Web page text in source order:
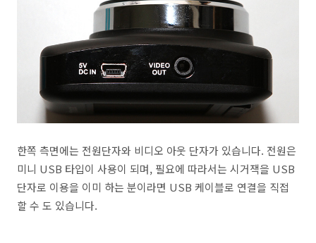
한쪽 측면에는 전원단자와 비디오 아웃 단자가 있습니다. 전원은
미니 USB 타입이 사용이 되며, 필요에 따라서는 시거잭을 USB
단자로 이용을 이미 하는 분이라면 USB 케이블로 연결을 직접
할 수 도 있습니다.